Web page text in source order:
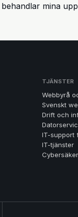
mina
TJÄNSTER
Webbyrå
Svenskt
Drift och
IT-support
IT-tjänster